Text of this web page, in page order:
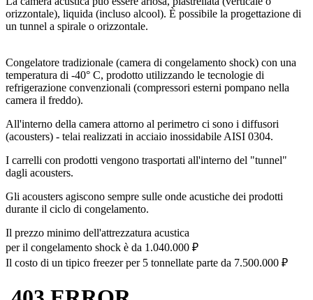
orizzontale), liquida (incluso alcool). È possibile la progettazione di
un tunnel a spirale o orizzontale.
Congelatore tradizionale (camera di congelamento shock) con una
temperatura di -40° C, prodotto utilizzando le tecnologie di
refrigerazione convenzionali (compressori esterni pompano nella
camera il freddo).
All'interno della camera attorno al perimetro ci sono i diffusori
(acousters) - telai realizzati in acciaio inossidabile AISI 0304.
I carrelli con prodotti vengono trasportati all'interno del "tunnel"
dagli acousters.
Gli acousters agiscono sempre sulle onde acustiche dei prodotti
durante il ciclo di congelamento.
Il prezzo minimo dell'attrezzatura acustica
per il congelamento shock è da 1.040.000 ₽
Il costo di un tipico freezer per 5 tonnellate parte da 7.500.000 ₽